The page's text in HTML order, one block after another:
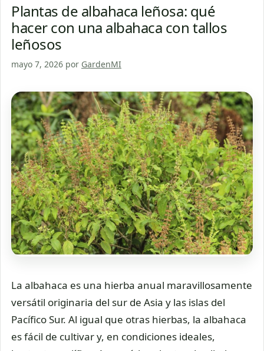
Plantas de albahaca leñosa: qué
hacer con una albahaca con tallos
leñosos
mayo 7, 2026 por GardenMI
La albahaca es una hierba anual maravillosamente
versátil originaria del sur de Asia y las islas del
Pacífico Sur. Al igual que otras hierbas, la albahaca
es fácil de cultivar y, en condiciones ideales,